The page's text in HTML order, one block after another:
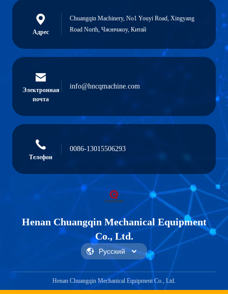
Адрес
Chuangqin Machinery, No1 Youyi Road, Xingyang
Road North, Чжэнчжоу, Китай
Электронная
почта
info@hncqmachine.com
Телефон
0086-13015506293
Henan Chuangqin Mechanical Equipment
Co., Ltd.
Henan Chuangqin Mechanical Equipment Co., Ltd.